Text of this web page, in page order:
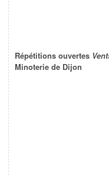
Répétitions ouvertes
Minoterie de Dijon